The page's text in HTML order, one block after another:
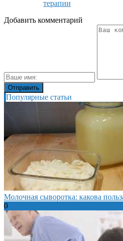
терапии
Добавить комментарий
Популярные статьи
Молочная сыворотка: какова
0